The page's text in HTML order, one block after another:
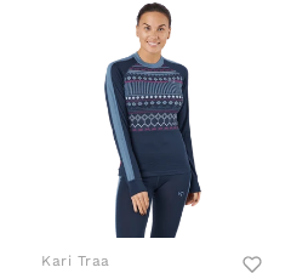
Kari Traa